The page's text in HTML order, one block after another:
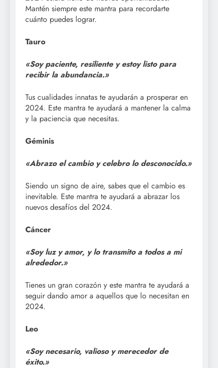
Mantén siempre este mantra para recordarte
cuánto puedes lograr.
Tauro
«Soy paciente, resiliente y estoy listo para
recibir la abundancia.»
Tus cualidades innatas te ayudarán a prosperar en
2024. Este mantra te ayudará a mantener la calma
y la paciencia que necesitas.
Géminis
«Abrazo el cambio y celebro lo desconocido.»
Siendo un signo de aire, sabes que el cambio es
inevitable. Este mantra te ayudará a abrazar los
nuevos desafíos del 2024.
Cáncer
«Soy luz y amor, y lo transmito a todos a mi
alrededor.»
Tienes un gran corazón y este mantra te ayudará a
seguir dando amor a aquellos que lo necesitan en
2024.
Leo
«Soy necesario, valioso y merecedor de
éxito.»